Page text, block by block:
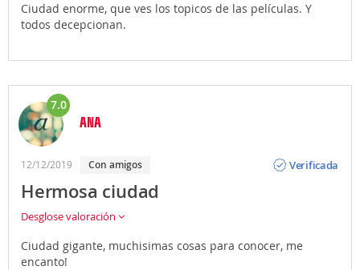
Ciudad enorme, que ves los topicos de las películas. Y
todos decepcionan.
7.0
ANA
12/12/2019 Con amigos
Verificada
Hermosa ciudad
Desglose valoración
Ciudad gigante, muchisimas cosas para conocer, me
encanto!